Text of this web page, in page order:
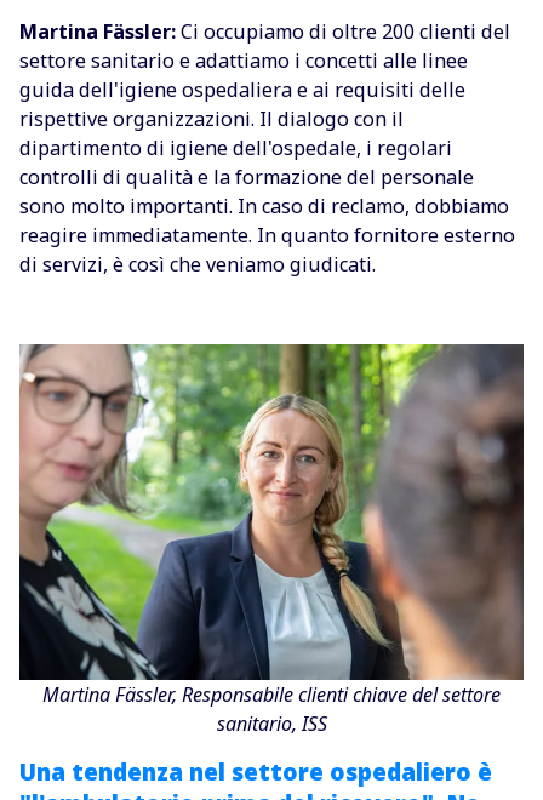
Martina Fässler:Ci occupiamo di oltre 200 clienti del
settore sanitario e adattiamo i concetti alle linee
guida dell'igiene ospedaliera e ai requisiti delle
rispettive organizzazioni. Il dialogo con il
dipartimento di igiene dell'ospedale, i regolari
controlli di qualità e la formazione del personale
sono molto importanti. In caso di reclamo, dobbiamo
reagire immediatamente. In quanto fornitore esterno
di servizi, è così che veniamo giudicati.
Martina Fässler, Responsabile clienti chiave del settore
sanitario, ISS
Una tendenza nel settore ospedaliero è